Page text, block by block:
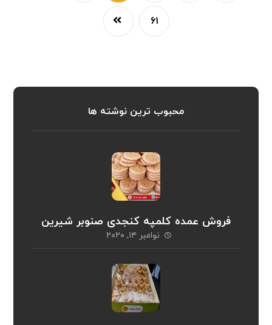
۶۱
محبوب ترین نوشته ها
فروش عمده کلمپه کنجدی صنوبر شیرین
نوامبر ۱۴, ۲۰۲۰